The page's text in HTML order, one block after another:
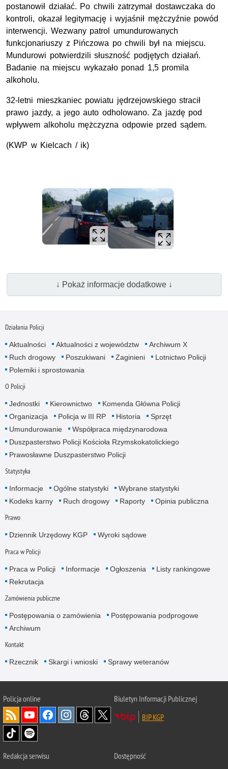
postanowił działać. Po chwili zatrzymał dostawczaka do
kontroli, okazał legitymację i wyjaśnił mężczyźnie powód
interwencji. Wezwany patrol umundurowanych
funkcjonariuszy z Pińczowa po chwili był na miejscu.
Mundurowi potwierdzili słuszność podjętych działań.
Badanie na miejscu wykazało ponad 1,5 promila
alkoholu.
32-letni mieszkaniec powiatu jędrzejowskiego stracił
prawo jazdy, a jego auto odholowano. Za jazdę pod
wpływem alkoholu mężczyzna odpowie przed sądem.
(KWP w Kielcach / ik)
↓ Pokaż informacje dodatkowe ↓
Działania Policji
Aktualności Aktualności z województw
Archiwum X
Ruch drogowy
Poszukiwani Zaginieni
Lotnictwo Policji
Polemiki i sprostowania
O Policji
Jednostki Kierownictwo
Komenda Główna Policji
Organizacja
Policja w III RP Historia
Sprzęt
Umundurowanie
Współpraca międzynarodowa
Duszpasterstwo Policji Kościoła Rzymskokatolickiego
Prawosławne Duszpasterstwo Policji
Statystyka
Informacje Ogólne statystyki
Wybrane statystyki
Kodeks karny
Ruch drogowy Raporty Opinia publiczna
Prawo
Dziennik Urzędowy KGP Wyroki sądowe
Praca w Policji
Praca w Policji Informacje Ogłoszenia
Listy rankingowe
Rekrutacja
Zamówienia publiczne
Postępowania o zamówienia
Postępowania podprogowe
Archiwum
Kontakt
Rzecznik Skargi i wnioski Sprawy weteranów
Policjaonline
Biuletyn Informacji Publicznej
BIP KGP
Redakcja serwisu
Dostępność